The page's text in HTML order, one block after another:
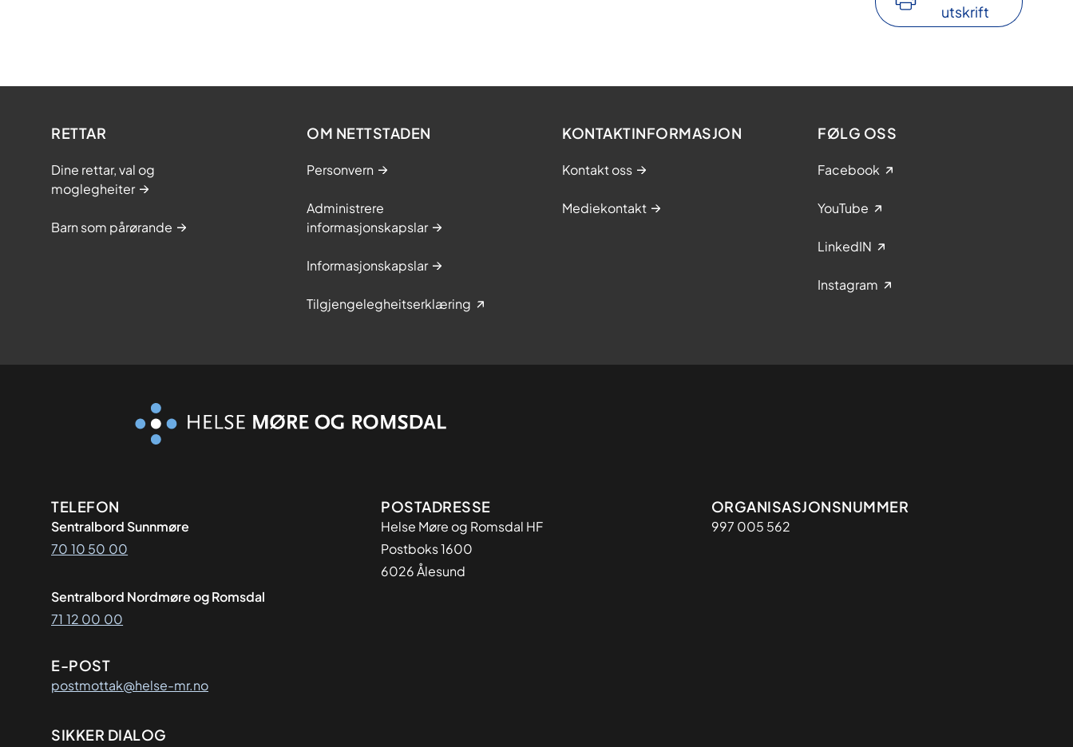
utskrift
RETTAR
Dine rettar, val og
moglegheiter
Barn som pårørande
OM NETTSTADEN
Personvern
Administrere
informasjonskapslar
Informasjonskapslar
Tilgjengelegheitserklæring
KONTAKTINFORMASJON
Kontakt oss
Mediekontakt
FØLG OSS
Facebook
YouTube
LinkedIN
Instagram
Kontaktinformasjon
TELEFON
Sentralbord Sunnmøre
70 10 50 00
Sentralbord Nordmøre og Romsdal
71 12 00 00
E-POST
postmottak@helse-mr.no
SIKKER DIALOG
Adresse
POSTADRESSE
Helse Møre og Romsdal HF
Postboks 1600
6026 Ålesund
Organisasjon
ORGANISASJONSNUMMER
997 005 562